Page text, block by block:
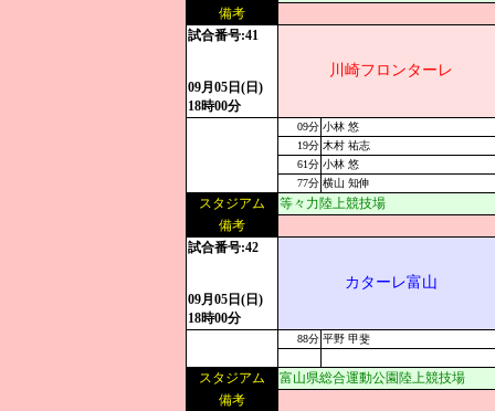
備考
試合番号:41
09月05日(日)
18時00分
川崎フロンターレ
09分 小林 悠
19分 木村 祐志
61分 小林 悠
77分 横山 知伸
スタジアム
等々力陸上競技場
備考
試合番号:42
09月05日(日)
18時00分
カターレ富山
88分 平野 甲斐
スタジアム
富山県総合運動公園陸上競技場
備考